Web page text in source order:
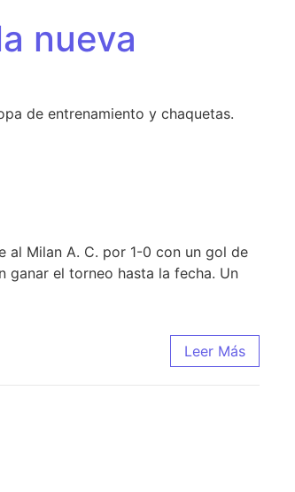
nueva
de entrenamiento y chaquetas.
al Milan A. C. por 1-0 con un gol de
ganar el torneo hasta la fecha. Un
Leer Más